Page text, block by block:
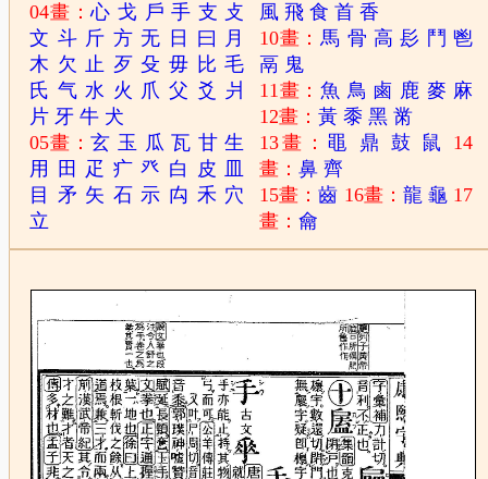
04畫：心 戈 戶 手 支 攴
文 斗 斤 方 无 日 曰 月
木 欠 止 歹 殳 毋 比 毛
氏 气 水 火 爪 父 爻 爿
片 牙 牛 犬
05畫：玄 玉 瓜 瓦 甘 生
用
田 疋 疒 癶 白 皮
目
矛 矢 石 示 禸 禾 穴
立
風 飛 食 首 香
10畫：馬 骨 高 髟 鬥 鬯
鬲 鬼
11畫：魚 鳥 鹵 鹿 麥 麻
12畫：黃 黍 黑 黹
13畫： 黽 鼎 鼓 鼠
14
畫：鼻 齊
15畫：齒 16畫： 龍 龜 17
畫：龠